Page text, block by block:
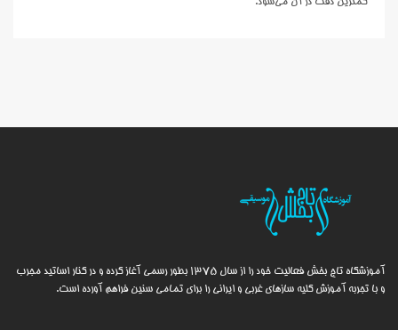
آموزشگاه تاج بخش فعالیت خود را از سال 1375 بطور رسمی آغاز کرده و در کنار اساتید مجرب
و با تجربه آموزش کلیه سازهای غربی و ایرانی را برای تمامی سنین فراهم آورده است.